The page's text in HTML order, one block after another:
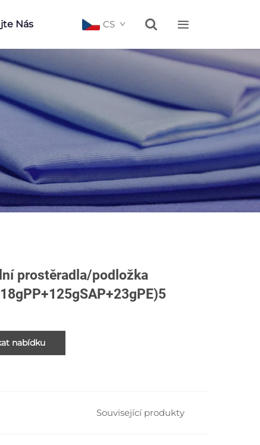
Nás CS  
prostěradla/podložka
nabídku
Související produkty